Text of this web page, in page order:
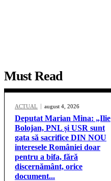
Must Read
ACTUAL august 4, 2026
Deputat Marian Mina: „Ilie
Bolojan, PNL și USR sunt
gata să sacrifice DIN NOU
interesele României doar
pentru a bifa, fără
discernământ, orice
document...